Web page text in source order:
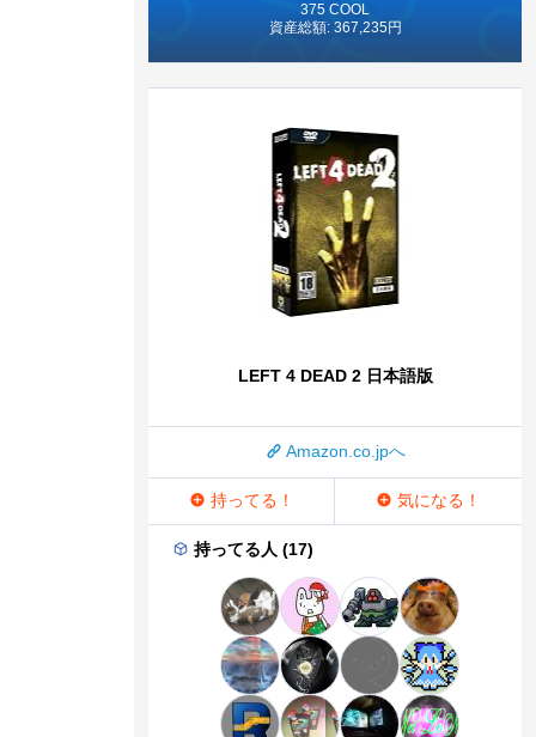
375 COOL
資産総額: 367,235円
LEFT 4 DEAD 2 日本語版
Amazon.co.jpへ
持ってる！ 気になる！
持ってる人 (17)